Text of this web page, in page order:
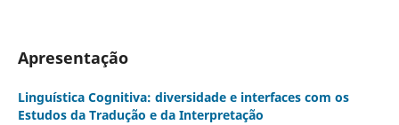
Apresentação
Linguística Cognitiva: diversidade e interfaces com os
Estudos da Tradução e da Interpretação